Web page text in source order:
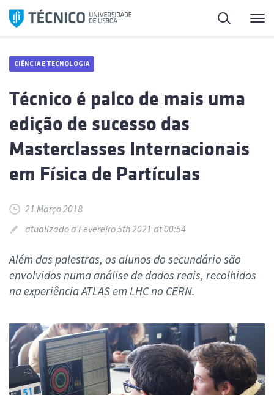
Saltar
para
Pesquisa
CIÊNCIA E TECNOLOGIA
Técnico é palco de mais uma
edição de sucesso das
Masterclasses Internacionais
em Física de Partículas
21 Março 2018
atualizado a Fevereiro 5th 2021 at 00:54
Além das palestras, os alunos do secundário são
envolvidos numa análise de dados reais, recolhidos
na experiência ATLAS em LHC no CERN.